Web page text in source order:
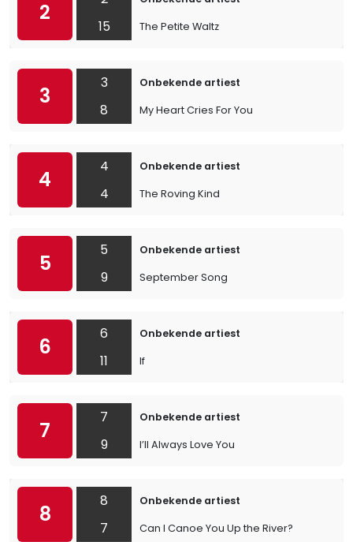
2
15
The Petite Waltz
3
3
8
Onbekende artiest
My Heart Cries For You
4
4
4
Onbekende artiest
The Roving Kind
5
5
9
Onbekende artiest
September Song
6
6
11
Onbekende artiest
If
7
7
9
Onbekende artiest
I’ll Always Love You
8
8
7
Onbekende artiest
Can I Canoe You Up the River?